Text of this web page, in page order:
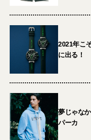
2021年こ
に出る！
夢じゃな
パーカ